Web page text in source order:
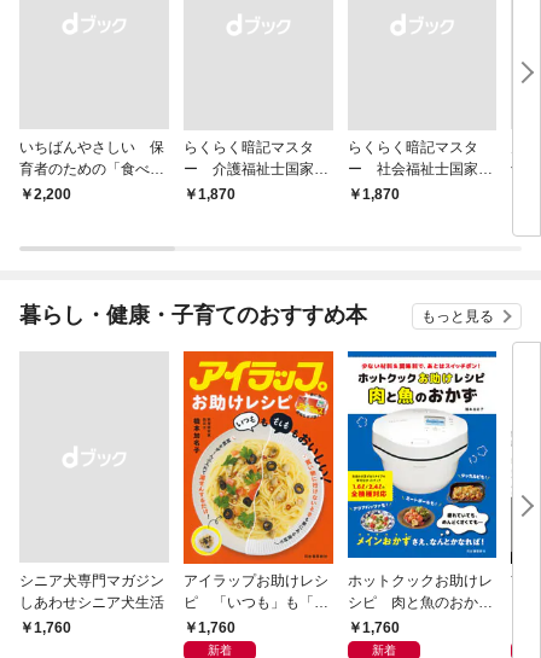
いちばんやさしい 保
育者のための「食べな
い子」サポートＢＯＯ
￥2,200
らくらく暗記マスタ
ー 介護福祉士国家試
験２０２７
￥1,870
らくらく暗記マスタ
ー 社会福祉士国家試
験２０２７
￥1,870
士
暮らし・健康・子育てのおすすめ本 もっと見る
シニア犬専門マガジン
しあわせシニア犬生活
￥1,760
アイラップお助けレシ
ピ 「いつも」も「も
しも」もおいしい！
1,760
新着
ホットクックお助けレ
シピ 肉と魚のおか
ず 少ない材料＆調味
料で、あとはスイッチ
1,760
新着
首
リ